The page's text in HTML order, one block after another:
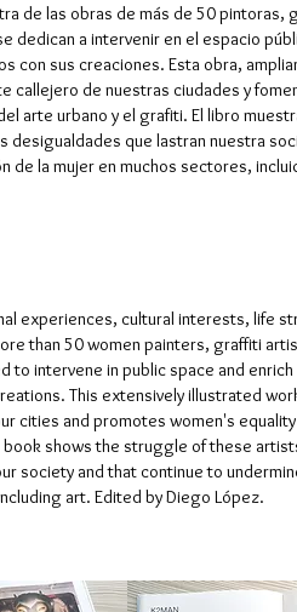
de las obras de más de 50 pintoras,
dedican a intervenir en el espacio
con sus creaciones. Esta obra,
callejero de nuestras ciudades y
arte urbano y el grafiti. El libro
desigualdades que lastran nuestra
de la mujer en muchos sectores,
experiences, cultural interests, life
than 50 women painters, graffiti
to intervene in public space and enrich
This extensively illustrated
cities and promotes women's
book shows the struggle of these
society and that continue to
art. Edited by Diego López.